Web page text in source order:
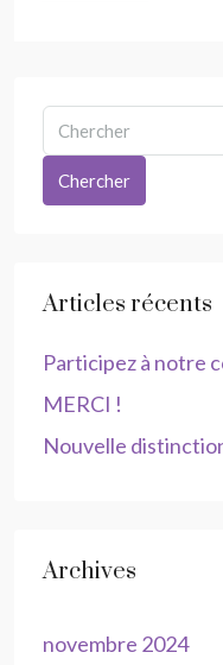
Chercher
Articles récents
Participez à notre
MERCI !
Nouvelle
Archives
novembre 2024